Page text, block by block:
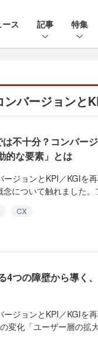
ース 記事 特集
バージョンと
不十分？コンバー
的な要素」とは
ジョンとKPI／KGIを
念について触れました
CX
4つの障壁から導く
ジョンとKPI／KGIを
変化「ユーザー層の拡